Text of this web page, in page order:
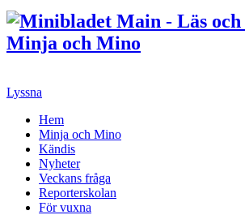
Lyssna
Hem
Minja och Mino
Kändis
Nyheter
Veckans fråga
Reporterskolan
För vuxna